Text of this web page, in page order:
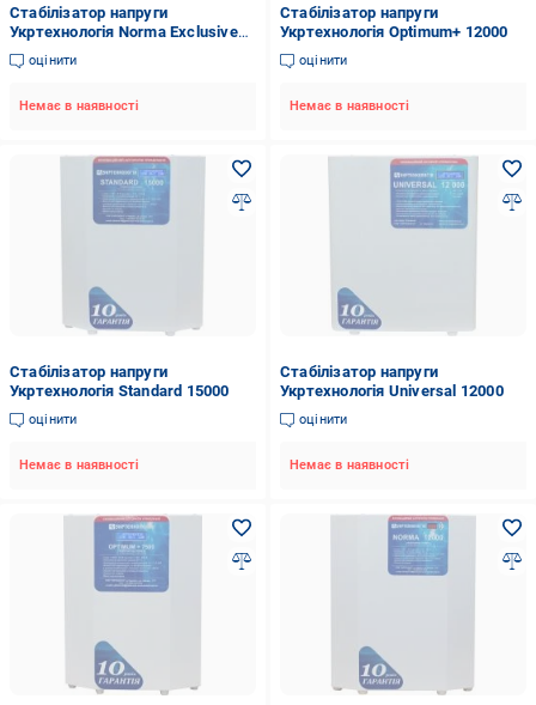
Стабілізатор напруги
Укртехнологія Norma Exclusive
15000
оцінити
Немає в наявності
Стабілізатор напруги
Укртехнологія Optimum+ 12000
оцінити
Немає в наявності
Стабілізатор напруги
Укртехнологія Standard 15000
оцінити
Немає в наявності
Стабілізатор напруги
Укртехнологія Universal 12000
оцінити
Немає в наявності